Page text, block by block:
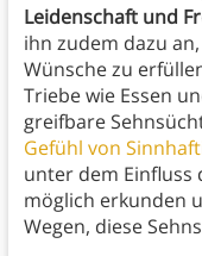
Leidenschaft und
ihn zudem dazu
Wünsche zu
Triebe wie Essen
greifbare
Gefühl von
unter dem Einfluss
möglich erkunden
Wegen, diese